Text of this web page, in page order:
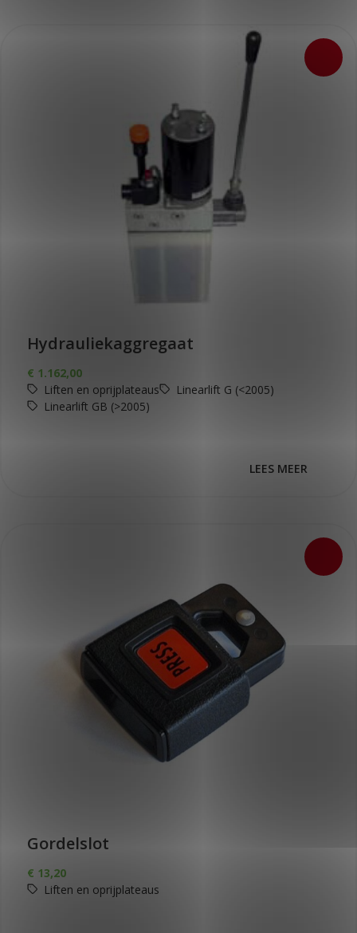
Hydrauliekaggregaat
€ 1.162,00
Liften en oprijplateaus
Linearlift G (<2005)
Linearlift GB (>2005)
LEES MEER
Gordelslot
€ 13,20
Liften en oprijplateaus